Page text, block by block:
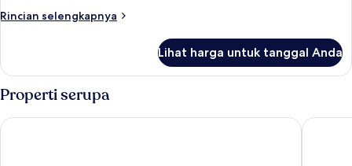
Rincian selengkapnya
Rincian
Kamar
Deluks
Lihat harga untuk tanggal Anda
Properti serupa
Swiss-Belinn Malang Ijen